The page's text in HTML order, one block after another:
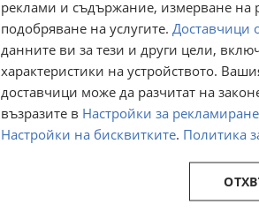
реклами и съдържание, измерване на
подобряване на услугите. Доставчици
данните ви за тези и други цели,
характеристики на устройството.
доставчици може да разчитат на
възразите в Настройки за рекламиране
Настройки на бисквитките. Политика